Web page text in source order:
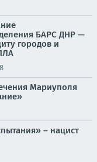
БАРС ДНР —
городов и
Мариуполя
– нацист